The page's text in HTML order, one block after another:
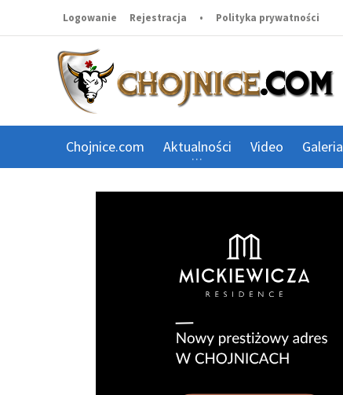
Logowanie Rejestracja • Polityka prywatności
Chojnice.com Aktualności Video Galeria